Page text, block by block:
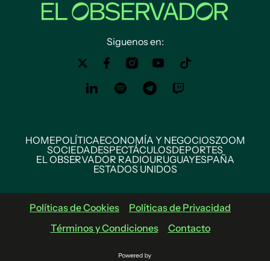
Siguenos en:
HOMEPOLÍTICAECONOMÍA Y NEGOCIOSZOOM
SOCIEDADESPECTÁCULOSDEPORTES
EL OBSERVADOR RADIOURUGUAYESPAÑA
ESTADOS UNIDOS
Políticas de Cookies
Políticas de Privacidad
Términos y Condiciones
Contacto